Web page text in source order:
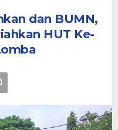
dan BUMN,
HUT Ke-